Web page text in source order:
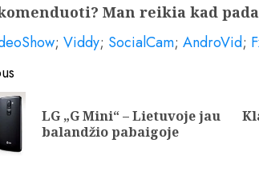
Man reikia kad
; Viddy; SocialCam; AndroVid;
LG „G Mini“ – Lietuvoje jau
balandžio pabaigoje